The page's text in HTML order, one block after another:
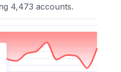
4,473 accounts.